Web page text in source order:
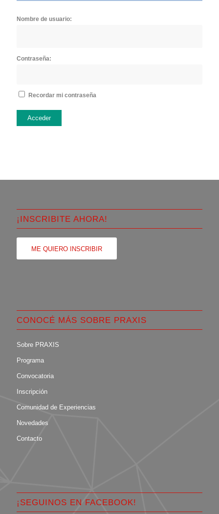
Nombre de usuario:
Contraseña:
Recordar mi contraseña
Acceder
¡INSCRIBITE AHORA!
ME QUIERO INSCRIBIR
CONOCÉ MÁS SOBRE PRAXIS
Sobre PRAXIS
Programa
Convocatoria
Inscripción
Comunidad de Experiencias
Novedades
Contacto
¡SEGUINOS EN FACEBOOK!